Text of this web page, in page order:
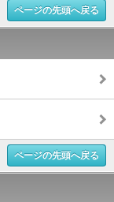
ページの先頭へ戻る
ページの先頭へ戻る